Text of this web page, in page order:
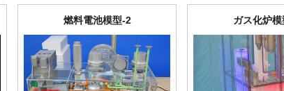
燃料電池模型-2 ガス化炉